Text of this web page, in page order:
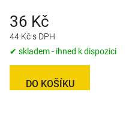
44 Kč s DPH
36 Kč
✔ skladem - ihned k dispozici
DO KOŠÍKU